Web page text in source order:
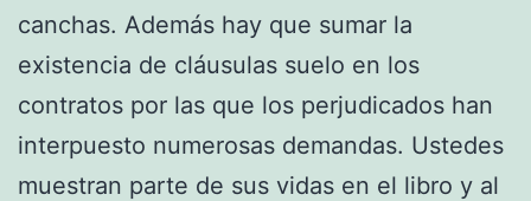
canchas. Además hay que sumar la
existencia de cláusulas suelo en los
contratos por las que los perjudicados han
interpuesto numerosas demandas. Ustedes
muestran parte de sus vidas en el libro y al